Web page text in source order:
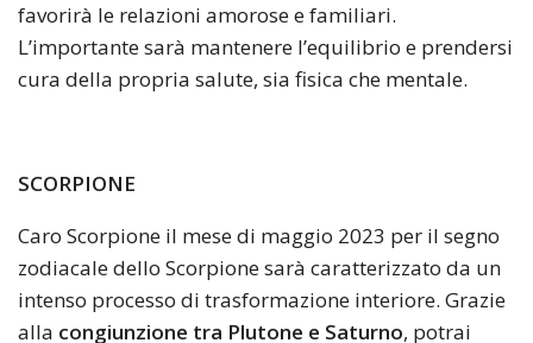
favorirà le relazioni amorose e familiari.
L’importante sarà mantenere l’equilibrio e prendersi
cura della propria salute, sia fisica che mentale.
SCORPIONE
Caro Scorpione il mese di maggio 2023 per il segno
zodiacale dello Scorpione sarà caratterizzato da un
intenso processo di trasformazione interiore. Grazie
alla congiunzione tra Plutone e Saturno, potrai